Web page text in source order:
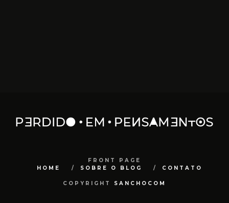
FRONT PAGE
HOME
SOBRE O BLOG CONTATO
COPYRIGHT SANCHOCOM